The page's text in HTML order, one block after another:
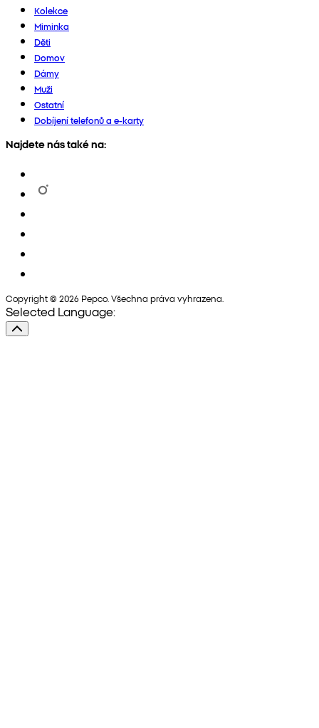
Kolekce
Miminka
Děti
Domov
Dámy
Muži
Ostatní
Dobíjení telefonů a e-karty
Najdete nás také na:
Copyright © 2026 Pepco. Všechna práva vyhrazena.
Selected Language: